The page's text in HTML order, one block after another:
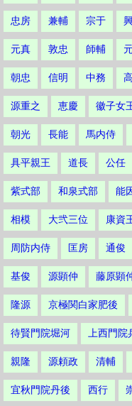
忠房 兼輔 宗于
元真 敦忠 師輔
朝忠 信明 中務
源重之 恵慶 徽子女
朝光 長能 馬内侍
具平親王 道長 公任
紫式部 和泉式部 能
相模 大弐三位 康資
周防内侍 匡房 通俊
基俊 源顕仲 藤原顕
隆源 京極関白家肥後
待賢門院堀河 上西門院
親隆 源頼政 清輔
宜秋門院丹後 西行